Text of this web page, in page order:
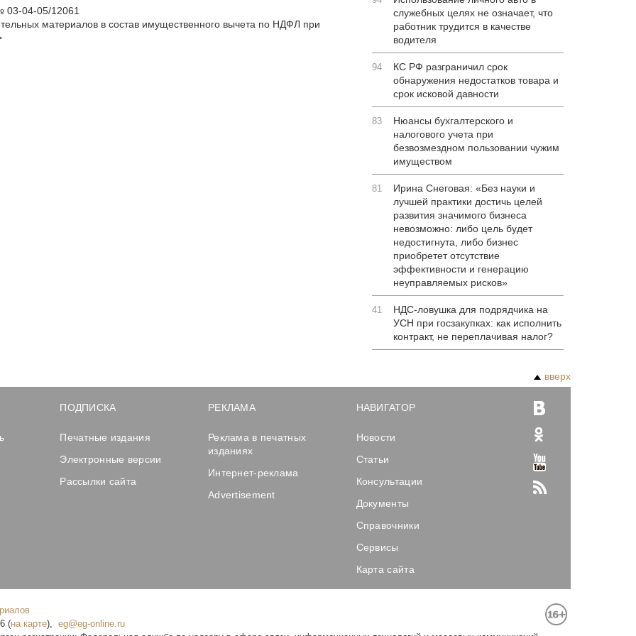
03-04-05/12061
материалов в состав имущественного вычета по НДФЛ при
служебных целях не означает, что
работник трудится в качестве
водителя
94
КС РФ разграничил срок
обнаружения недостатков товара и
срок исковой давности
83
Нюансы бухгалтерского и
налогового учета при
безвозмездном пользовании чужим
имуществом
81
Ирина Снеговая: «Без науки и
лучшей практики достичь целей
развития значимого бизнеса
невозможно: либо цель будет
недостигнута, либо бизнес
приобретет отсутствие
эффективности и генерацию
неуправляемых рисков»
41
НДС-ловушка для подрядчика на
УСН при госзакупках: как исполнить
контракт, не переплачивая налог?
вверх
ПОДПИСКА
Печатные издания
Электронные версии
Рассылки сайта
РЕКЛАМА
Реклама в печатных
изданиях
Интернет-реклама
Advertisement
НАВИГАТОР
Новости
Статьи
Консультации
Документы
Справочники
Сервисы
Карта сайта
(на карте),